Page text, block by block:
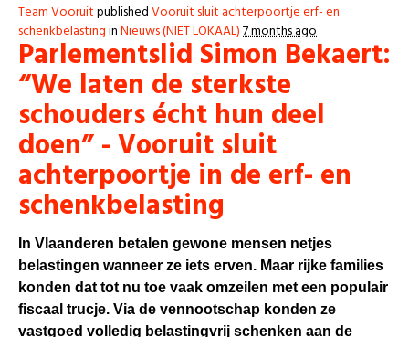
Team VooruitpublishedVooruit sluit achterpoortje erf- en
schenkbelastinginNieuws (NIET LOKAAL)7 months ago
Parlementslid Simon Bekaert:
“We laten de sterkste
schouders écht hun deel
doen” - Vooruit sluit
achterpoortje in de erf- en
schenkbelasting
In Vlaanderen betalen gewone mensen netjes
belastingen wanneer ze iets erven. Maar rijke families
konden dat tot nu toe vaak omzeilen met een populair
fiscaal trucje. Via de vennootschap konden ze
vastgoed volledig belastingvrij schenken aan de